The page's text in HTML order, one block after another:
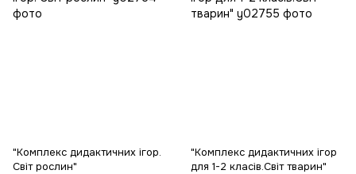
"Комплекс дидактичних ігор.
Світ рослин"
"Комплекс дидактичних ігор
для 1-2 класів.Світ тварин"